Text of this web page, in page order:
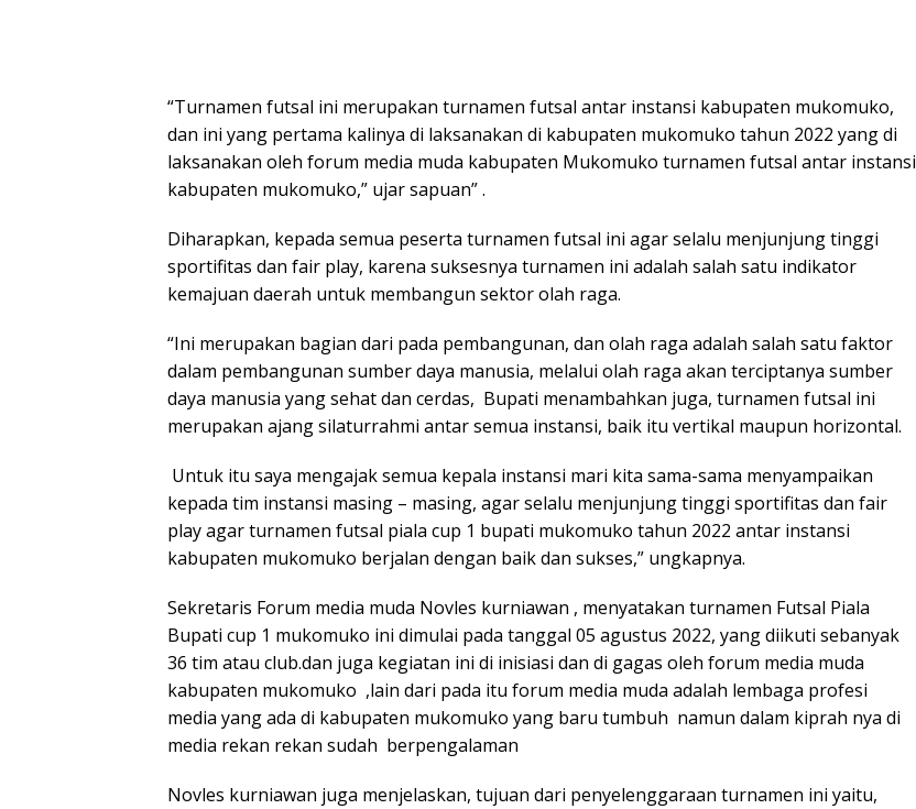
“Turnamen futsal ini merupakan turnamen futsal antar instansi kabupaten mukomuko,
dan ini yang pertama kalinya di laksanakan di kabupaten mukomuko tahun 2022 yang di
laksanakan oleh forum media muda kabupaten Mukomuko turnamen futsal antar instansi
kabupaten mukomuko,” ujar sapuan” .
Diharapkan, kepada semua peserta turnamen futsal ini agar selalu menjunjung tinggi
sportifitas dan fair play, karena suksesnya turnamen ini adalah salah satu indikator
kemajuan daerah untuk membangun sektor olah raga.
“Ini merupakan bagian dari pada pembangunan, dan olah raga adalah salah satu faktor
dalam pembangunan sumber daya manusia, melalui olah raga akan terciptanya sumber
daya manusia yang sehat dan cerdas, Bupati menambahkan juga, turnamen futsal ini
merupakan ajang silaturrahmi antar semua instansi, baik itu vertikal maupun horizontal.
Untuk itu saya mengajak semua kepala instansi mari kita sama-sama menyampaikan
kepada tim instansi masing – masing, agar selalu menjunjung tinggi sportifitas dan fair
play agar turnamen futsal piala cup 1 bupati mukomuko tahun 2022 antar instansi
kabupaten mukomuko berjalan dengan baik dan sukses,” ungkapnya.
Sekretaris Forum media muda Novles kurniawan , menyatakan turnamen Futsal Piala
Bupati cup 1 mukomuko ini dimulai pada tanggal 05 agustus 2022, yang diikuti sebanyak
36 tim atau club.dan juga kegiatan ini di inisiasi dan di gagas oleh forum media muda
kabupaten mukomuko ,lain dari pada itu forum media muda adalah lembaga profesi
media yang ada di kabupaten mukomuko yang baru tumbuh namun dalam kiprah nya di
media rekan rekan sudah berpengalaman
Novles kurniawan juga menjelaskan, tujuan dari penyelenggaraan turnamen ini yaitu,